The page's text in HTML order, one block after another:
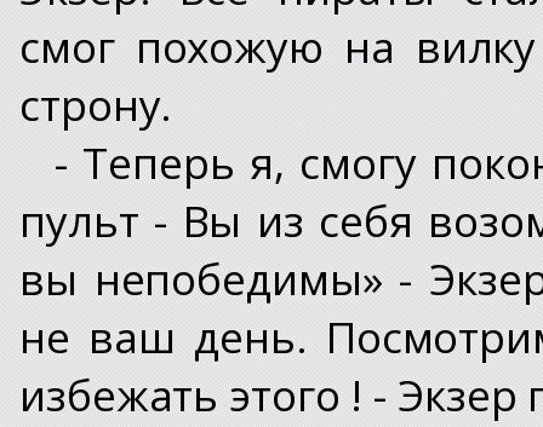
смог похожую на
строну.
- Теперь я, смогу
пульт - Вы из себя
вы непобедимы» -
не ваш день.
избежать этого ! -